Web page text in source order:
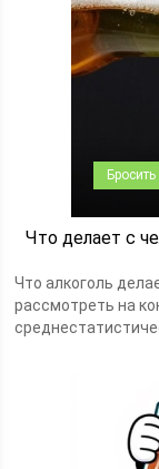
Бросить
Что делает с
Что алкоголь
рассмотреть на